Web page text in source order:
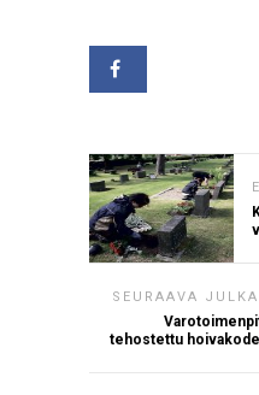
SEURAAVA
tehostettu